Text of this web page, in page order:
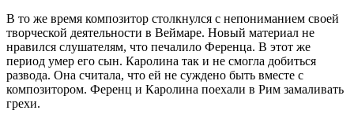
В то же время композитор столкнулся с непониманием своей
творческой деятельности в Веймаре. Новый материал не
нравился слушателям, что печалило Ференца. В этот же
период умер его сын. Каролина так и не смогла добиться
развода. Она считала, что ей не суждено быть вместе с
композитором. Ференц и Каролина поехали в Рим замаливать
грехи.